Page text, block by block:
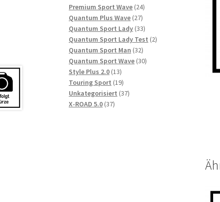
Produkte
Premium Sport Wave 2424
Quantum Plus Wave 2727
Produkte
Quantum Sport Lady 3333
Produkte
Quantum Sport Lady Test 22
Quantum Sport Man 3232
Produkte
Quantum Sport Wave 3030
Style Plus 2.0 1313
Produkte
Touring Sport 1919
Produkte
Unkategorisiert 3737
X-ROAD 5.0 3737